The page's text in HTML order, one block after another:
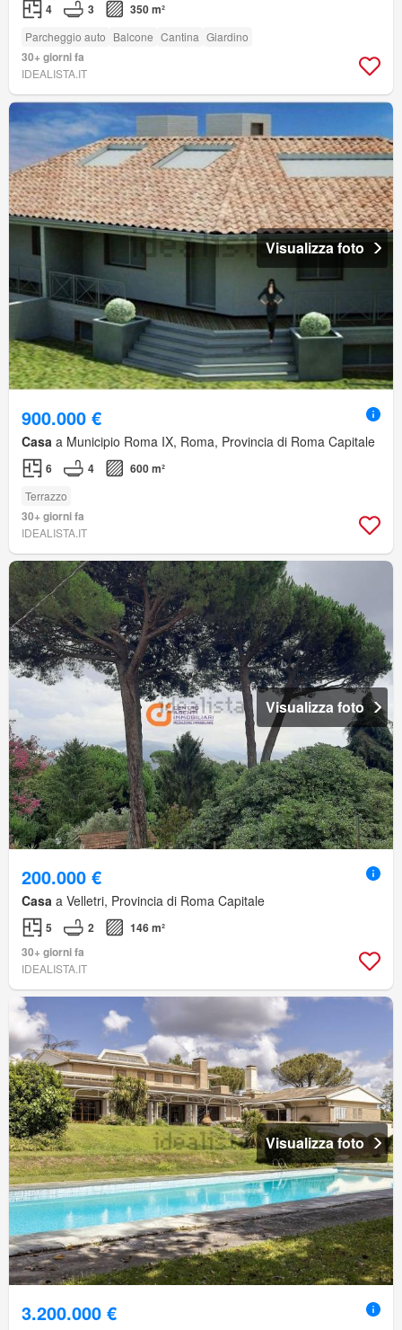
4 3 350 m²
Parcheggio auto Balcone Cantina Giardino
30+ giorni fa
IDEALISTA.IT
Visualizza foto
900.000 €
Casa a Municipio Roma IX, Roma, Provincia di Roma Capitale
6 4 600 m²
Terrazzo
30+ giorni fa
IDEALISTA.IT
Visualizza foto
200.000 €
Casa a Velletri, Provincia di Roma Capitale
5 2
146 m²
30+ giorni fa
IDEALISTA.IT
Visualizza foto
3.200.000 €